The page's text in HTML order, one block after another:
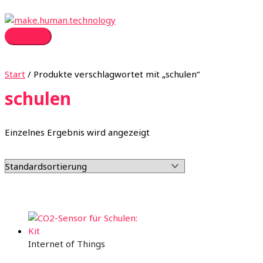
Zum
Inhalt
springenHauptmenü
Start / Produkte verschlagwortet mit „schulen“
schulen
Einzelnes Ergebnis wird angezeigt
Internet of Things